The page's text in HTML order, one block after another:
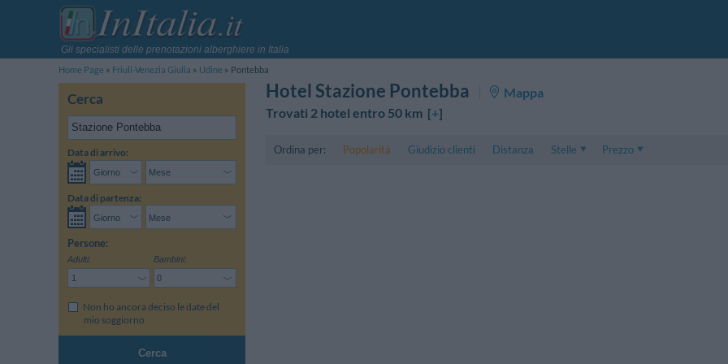
Gli specialisti delle prenotazioni alberghiere in Italia
Home Page
Friuli-Venezia Giulia Udine Pontebba
Cerca
Data di arrivo:
Data di partenza:
Persone:
Adulti: Bambini:
Non ho ancora deciso le date del
mio soggiorno
Cerca
Hotel Stazione Pontebba
Mappa
Trovati 2 hotel entro 50 km [+]
Ordina per: Popolarità Giudizio clienti Distanza
Stelle
Prezzo